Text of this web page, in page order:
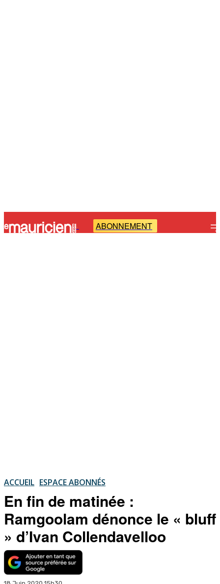
- ABONNEMENT
ACCUEIL ESPACE ABONNÉS
En fin de matinée :
Ramgoolam dénonce le « bluff
» d’Ivan Collendavelloo